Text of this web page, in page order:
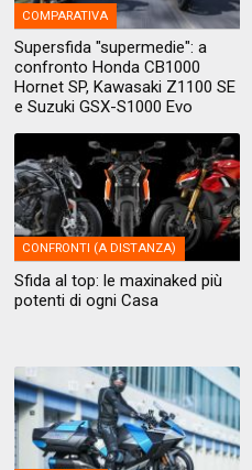
COMPARATIVA
Supersfida "supermedie": a
confronto Honda CB1000
Hornet SP, Kawasaki Z1100 SE
e Suzuki GSX-S1000 Evo
CONFRONTI (A DISTANZA)
Sfida al top: le maxinaked più
potenti di ogni Casa